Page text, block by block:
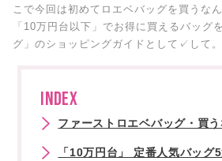
こで今回は初めてロエベバッグを買うな
「10万円台以下」でお得に買えるバッグ
グ」のショッピングガイドとして✓して。
INDEX
ファーストロエベバッグ・買
「10万円台」 定番人気バッグ